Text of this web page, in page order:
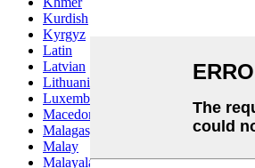
Kurdish
Kyrgyz
Latin
Latvian
Lithuanian
Luxembou..
Macedonian
Malagasy
Malay
Malayalam